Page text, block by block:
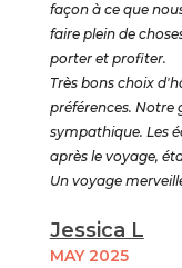
façon à ce que
faire plein de
porter et profiter.
Très bons choix
préférences. Notre
sympathique. Les
après le voyage,
Un voyage
Jessica L
MAY 2025